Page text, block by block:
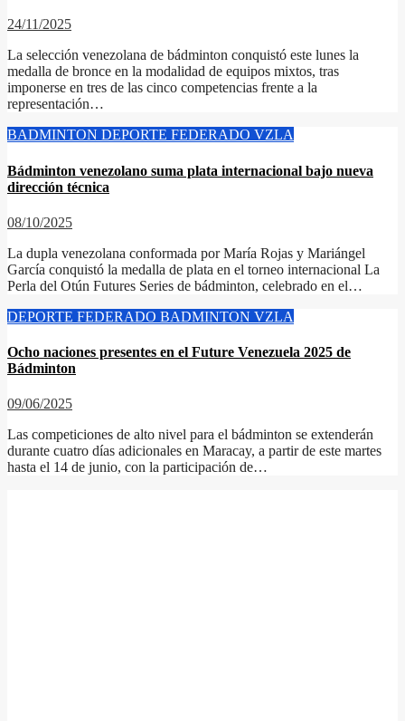
24/11/2025
La selección venezolana de bádminton conquistó este lunes la
medalla de bronce en la modalidad de equipos mixtos, tras
imponerse en tres de las cinco competencias frente a la
representación…
BADMINTON DEPORTE FEDERADO VZLA
Bádminton venezolano suma plata internacional bajo nueva
dirección técnica
08/10/2025
La dupla venezolana conformada por María Rojas y Mariángel
García conquistó la medalla de plata en el torneo internacional La
Perla del Otún Futures Series de bádminton, celebrado en el…
DEPORTE FEDERADO BADMINTON VZLA
Ocho naciones presentes en el Future Venezuela 2025 de
Bádminton
09/06/2025
Las competiciones de alto nivel para el bádminton se extenderán
durante cuatro días adicionales en Maracay, a partir de este martes
hasta el 14 de junio, con la participación de…